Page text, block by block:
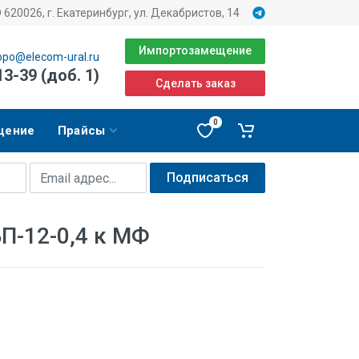
620026, г. Екатеринбург, ул. Декабристов, 14
ural.ru
39 (доб. 1)
Импортозамещение
Сделать заказ
Прайсы
0
Подписаться
12-0,4 к МФ